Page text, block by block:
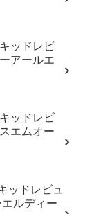
ッドレビ
アールエ
ッドレビ
エムオー
ッドレビュ
ルディー